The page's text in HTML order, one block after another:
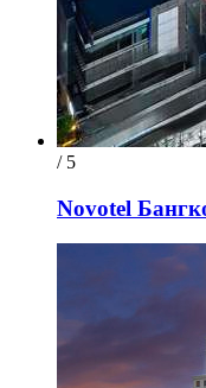
/ 5
Novotel